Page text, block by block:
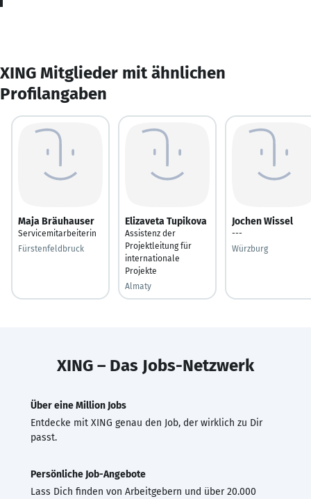
XING Mitglieder mit ähnlichen
Profilangaben
Maja Bräuhauser
Servicemitarbeiterin
Fürstenfeldbruck
Elizaveta Tupikova
Assistenz der
Projektleitung für
internationale
Projekte
Almaty
Jochen Wissel
---
Würzburg
XING – Das Jobs-Netzwerk
Über eine Million Jobs
Entdecke mit XING genau den Job, der wirklich zu Dir
passt.
Persönliche Job-Angebote
Lass Dich finden von Arbeitgebern und über 20.000